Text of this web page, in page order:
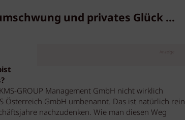
und privates Glück ...
Anzeige
GROUP Management GmbH nicht wirklich
Österreich GmbH umbenannt. Das ist natürlich rein
nachzudenken. Wie man diesen Weg